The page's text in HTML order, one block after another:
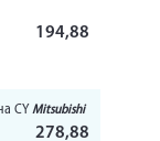
194,88
CY Mitsubishi
278,88